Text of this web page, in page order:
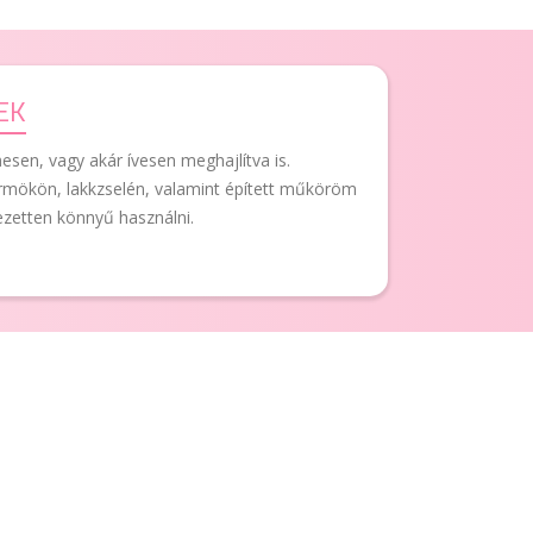
vagy akár ívesen meghajlítva is.
lakkzselén, valamint épített műköröm
könnyű használni.